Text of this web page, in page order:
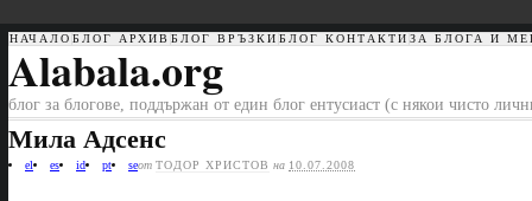
НАЧАЛО БЛОГ АРХИВ БЛОГ ВРЪЗКИ БЛОГ КОНТАКТИ ЗА БЛОГА И
Alabala.org
блог за блогове, поддържан от един блог ентусиаст (с някои чисто
Мила Адсенс
el es id pt seот ТОДОР ХРИСТОВ на 10.07.2008